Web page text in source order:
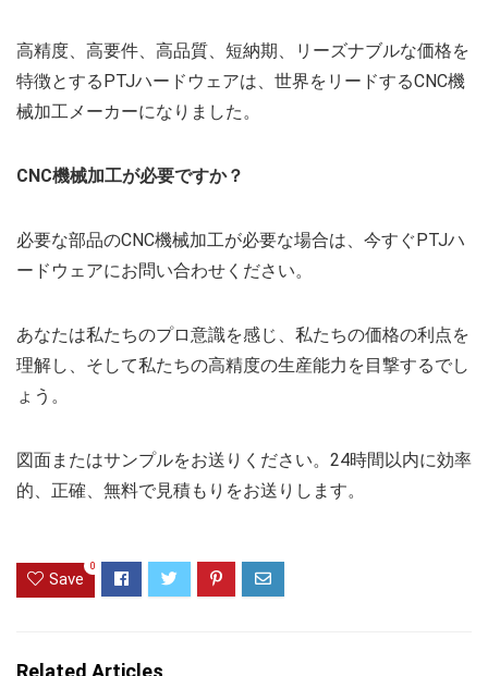
高精度、高要件、高品質、短納期、リーズナブルな価格を
特徴とするPTJハードウェアは、世界をリードするCNC機
械加工メーカーになりました。
CNC機械加工が必要ですか？
必要な部品のCNC機械加工が必要な場合は、今すぐPTJハ
ードウェアにお問い合わせください。
あなたは私たちのプロ意識を感じ、私たちの価格の利点を
理解し、そして私たちの高精度の生産能力を目撃するでし
ょう。
図面またはサンプルをお送りください。24時間以内に効率
的、正確、無料で見積もりをお送りします。
Save
0
Related Articles